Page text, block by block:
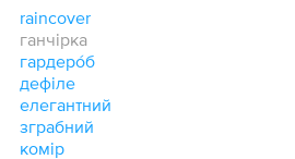
raincover
ганчірка
гардеро́б
дефіле
елегантний
зграбний
комір